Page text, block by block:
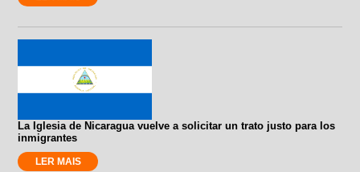
La Iglesia de Nicaragua vuelve a solicitar un trato justo para los
inmigrantes
LER MAIS